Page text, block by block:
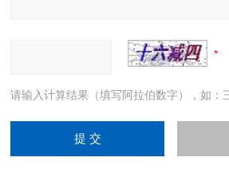
请输入计算结果（填写阿拉伯数字），如：